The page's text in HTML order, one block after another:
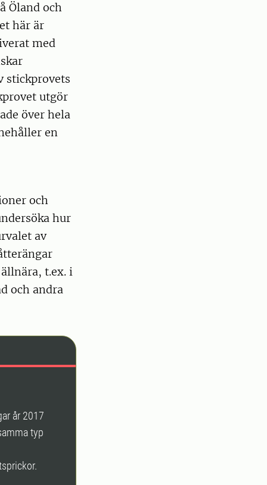
Öland och
här är
med
stickprovets
utgör
över hela
en
och
hur
av
t.ex. i
och andra
år 2017
typ